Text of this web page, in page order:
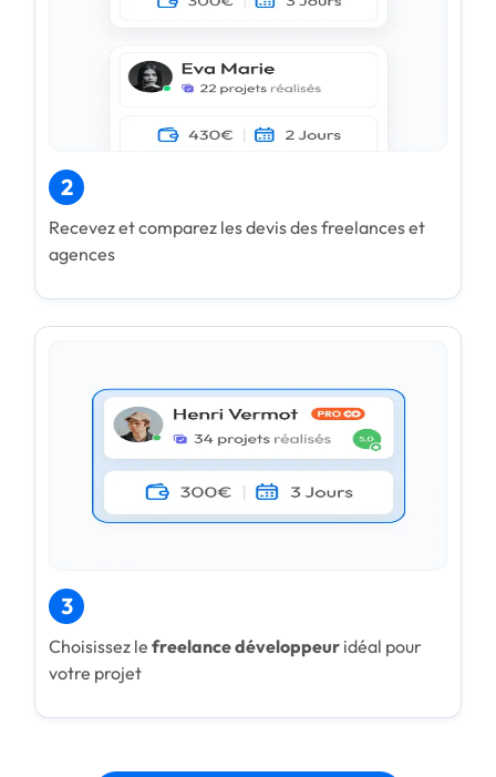
2
Recevez et comparez les devis des freelances et
agences
3
Choisissez le freelance développeur idéal pour
votre projet